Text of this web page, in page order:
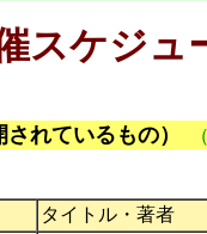
スケジュ
れているもの）
タイトル・著者